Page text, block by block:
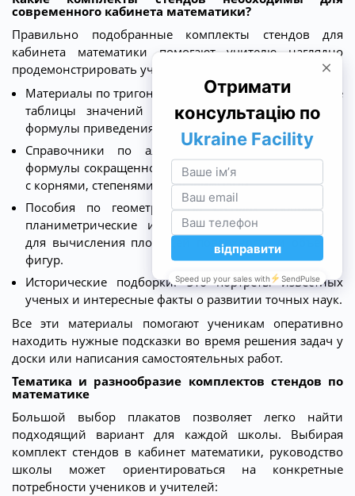
современного кабинета математики?
Правильно подобранные комплекты стендов для
кабинета математики помогают учителю наглядно
продемонстрировать ученикам все базовые правила:
Материалы по тригонометрии. Используются готовые
таблицы значений тригонометрических функций,
формулы приведения и радианная мера углов.
Справочники по алгебре. На них изображены
формулы сокращенного умножения, правила работы
с корнями, степенями и логарифмами.
Пособия по геометрии. На стендах изображены
планиметрические и стереометрические формулы
для вычисления площадей поверхности и объемов
фигур.
Исторические подборки. Это портреты известных
ученых и интересные факты о развитии точных наук.
Все эти материалы помогают ученикам оперативно
находить нужные подсказки во время решения задач у
доски или написания самостоятельных работ.
Тематика и разнообразие комплектов стендов по
математике
Большой выбор плакатов позволяет легко найти
подходящий вариант для каждой школы. Выбирая
комплект стендов в кабинет математики, руководство
школы может ориентироваться на конкретные
потребности учеников и учителей: